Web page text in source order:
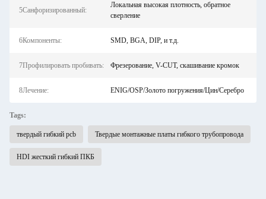
5Санфоризированный:
Локальная высокая плотность, обратное
сверление
6Компоненты: SMD, BGA, DIP, и т.д.
7Профилировать пробивать: Фрезерование, V-CUT, скашивание кромок
8Лечение: ENIG/OSP/Золото погружения/Цин/Серебро
Tags:
твердый гибкий pcb Твердые монтажные платы гибкого трубопровода
HDI жесткий гибкий ПКБ